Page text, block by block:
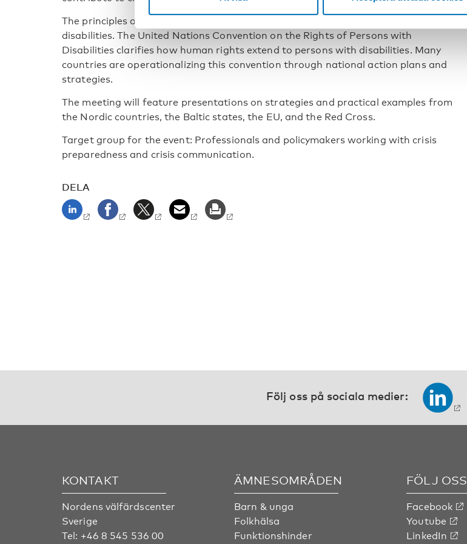
The principles of human rights apply universally, including to individuals with
disabilities. The United Nations Convention on the Rights of Persons with
Disabilities clarifies how human rights extend to persons with disabilities. Many
countries are operationalizing this convention through national action plans and
strategies.
The meeting will feature presentations on strategies and practical examples from
the Nordic countries, the Baltic states, the EU, and the Red Cross.
Target group for the event: Professionals and policymakers working with crisis
preparedness and crisis communication.
DELA
Följ oss på sociala medier:
KONTAKT
Nordens välfärdscenter
Sverige
Tel: +46 8 545 536 00
ÄMNESOMRÅDEN
Barn & unga
Folkhälsa
Funktionshinder
FÖLJ OSS
Facebook
Youtube
LinkedIn